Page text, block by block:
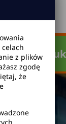
z plików
zgodę
że